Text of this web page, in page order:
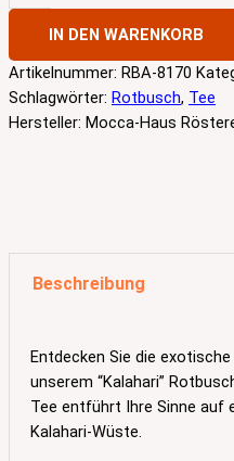
IN DEN WARENKORB
Artikelnummer: RBA-8170
Schlagwörter: Rotbusch, Tee
Hersteller: Mocca-Haus
Beschreibung
Entdecken Sie die
unserem “Kalahari”
Tee entführt Ihre Sinne auf
Kalahari-Wüste.